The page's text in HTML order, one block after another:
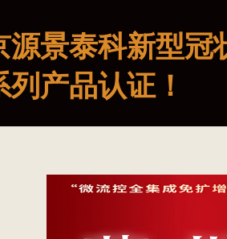
源景泰科新型冠
列产品认证！